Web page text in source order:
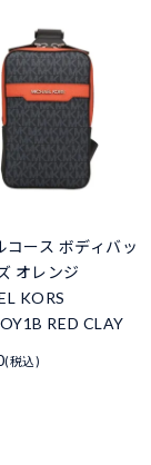
コース ボディバッ
オレンジ
KORS
RED CLAY
(税込)